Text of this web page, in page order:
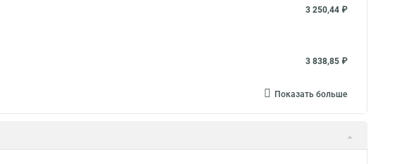
3 250,44 ₽
3 838,85 ₽
Показать больше